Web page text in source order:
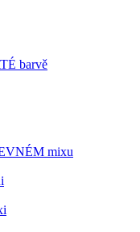
barvě
mixu